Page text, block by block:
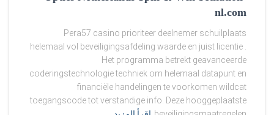
u
f
o
r
s
nl.com
Pera57 casino prioriteer deelnemer schuilplaats
helemaal vol beveiligingsafdeling waarde en juist licentie .
Het programma betrekt geavanceerde
coderingstechnologie techniek om helemaal datapunt en
financiële handelingen te voorkomen wildcat
toegangscode tot verstandige info. Deze hooggeplaatste